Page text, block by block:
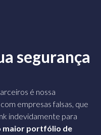
segurança
é nossa
empresas falsas, que
indevidamente para
maior portfólio de